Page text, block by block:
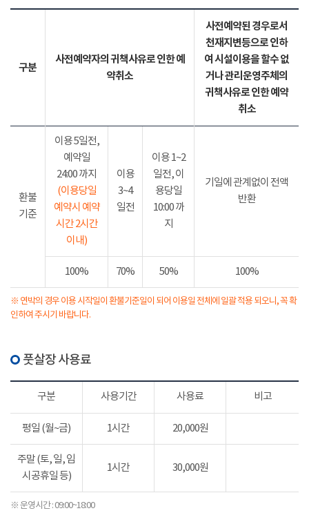
구분
사전예약자의 귀책사유로 인한 예
약취소
사전예약된 경우로서
천재지변등으로 인하
여 시설이용을 할수 없
거나 관리운영주체의
귀책사유로 인한 예약
취소
환불
기준
이용 5일전,
예약일
24:00 까지
(이용당일
예약시 예약
시간 2시간
이내)
이용
3~4
일전
이용 1~2
일전, 이
용당일
10:00 까
지
기일에 관계없이 전액
반환
100% 70% 50% 100%
※ 연박의 경우 이용 시작일이 환불기준일이 되어 이용일 전체에 일괄 적용 되오니, 꼭 확
인하여 주시기 바랍니다.
풋살장 사용료
구분 사용기간 사용료 비고
평일 (월~금) 1시간 20,000원
주말 (토, 일, 임
시공휴일 등)
1시간 30,000원
※ 운영시간 : 09:00~18:00